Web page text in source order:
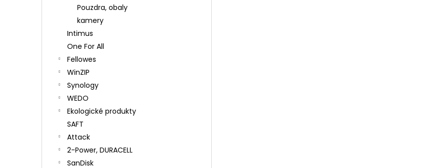
Pouzdra, obaly
kamery
Intimus
One For All
Fellowes
WinZIP
Synology
WEDO
Ekologické produkty
SAFT
Attack
2-Power, DURACELL
SanDisk